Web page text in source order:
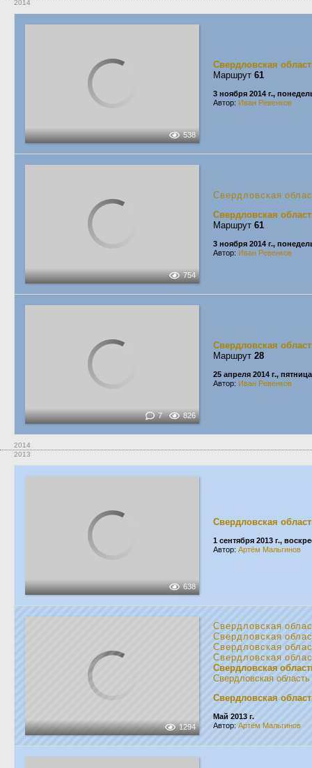
2014
538
Свердловская
Маршрут 61
3 ноября 2014 г.,
Автор: Иван Ревенков
754
Свердловская
Свердловская
Маршрут 61
3 ноября 2014 г.,
Автор: Иван Ревенков
7 826
Свердловская
Маршрут 28
25 апреля 2014 г., пятница
Автор: Иван Ревенков
2014
2013
638
Свердловская
1 сентября 2013 г.,
Автор: Артём Мальгинов
1294
Свердловская
Свердловская
Свердловская
Свердловская
Свердловская
Свердловская область
Свердловская
Май 2013 г.
Автор: Артём Мальгинов